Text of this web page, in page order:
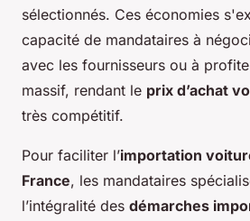
sélectionnés. Ces économies
capacité de mandataires à
avec les fournisseurs ou à
massif, rendant le prix d’achat
très compétitif.
Pour faciliter l’importation
France, les mandataires
l’intégralité des démarches